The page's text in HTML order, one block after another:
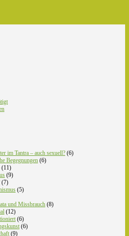
im Tantra – auch sexuell? (6)
Begegnungen (6)
(11)
(9)
(7)
(5)
und Missbrauch (8)
(12)
(6)
(6)
(9)